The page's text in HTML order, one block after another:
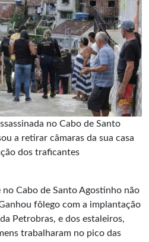
no Cabo de Santo
a retirar câmaras da sua casa
dos traficantes
Cabo de Santo Agostinho não
fôlego com a implantação
Petrobras, e dos estaleiros,
trabalharam no pico das